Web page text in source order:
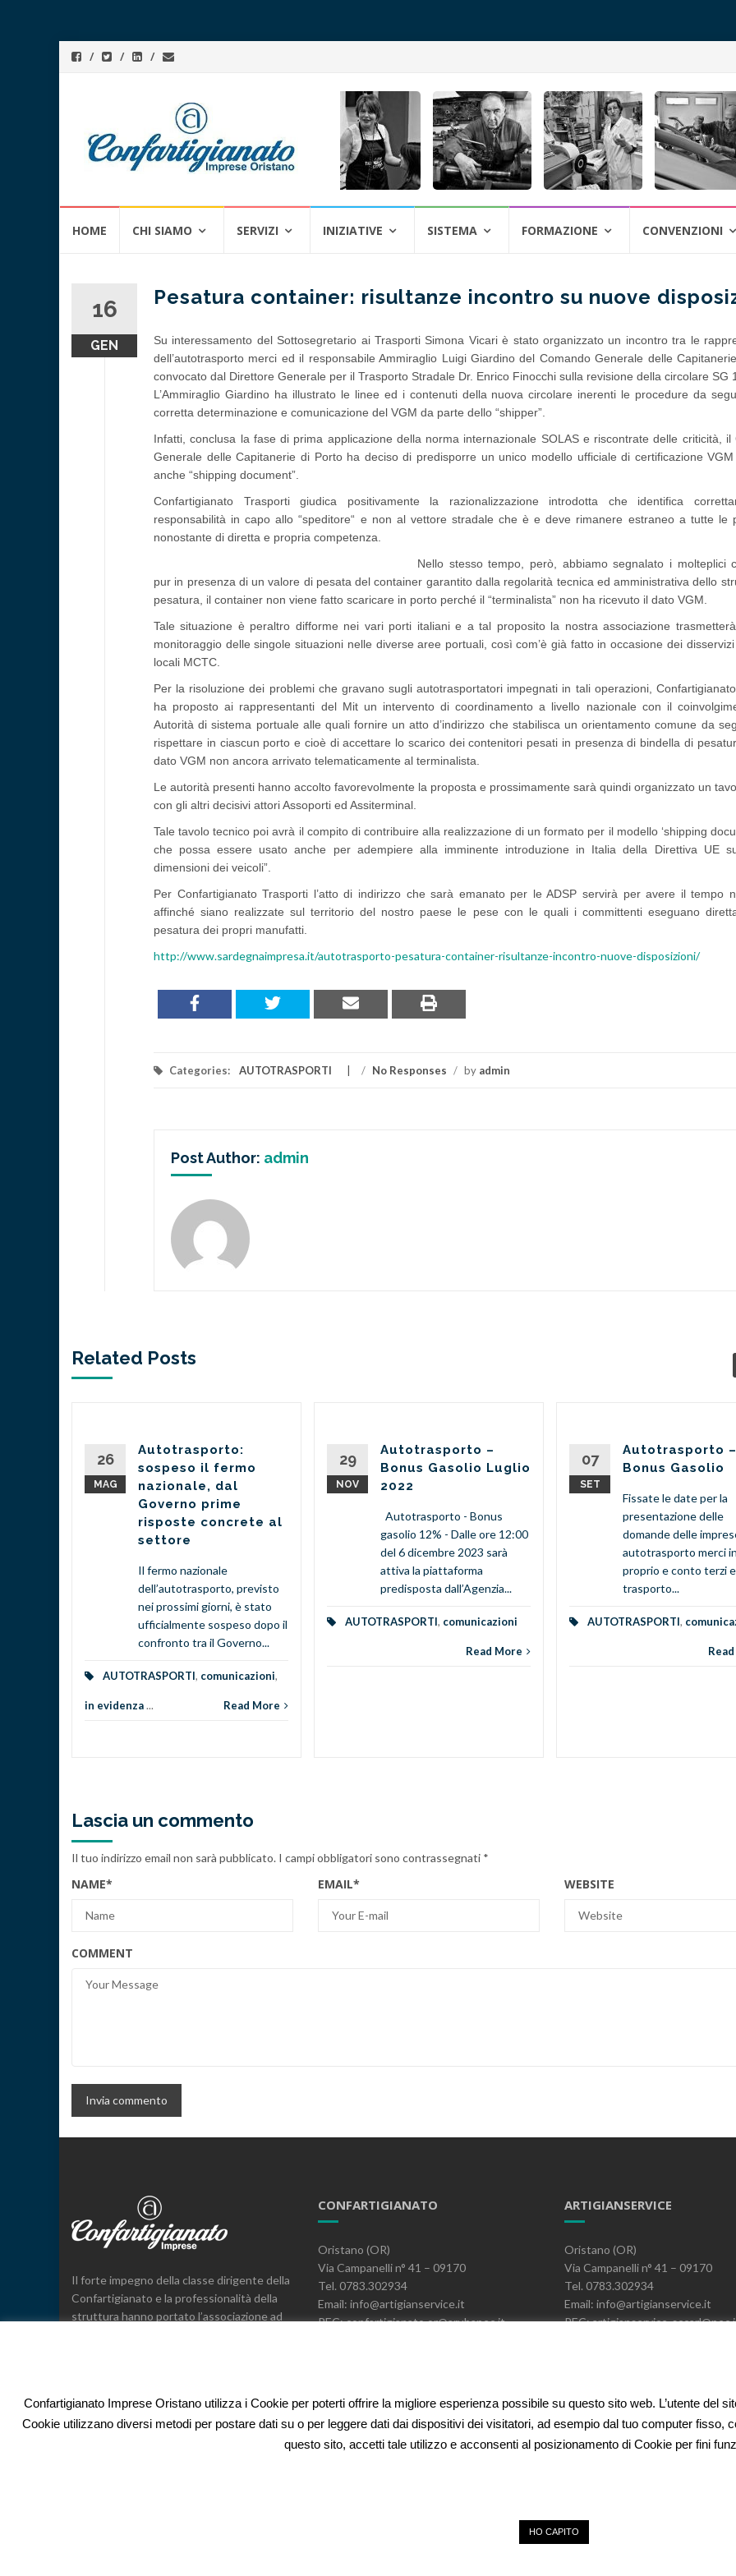
HOME CHI SIAMO SERVIZI INIZIATIVE SISTEMA FORMAZIONE CONVENZIONI
16
GEN
Pesatura container: risultanze incontro su nuove
Su interessamento del Sottosegretario ai Trasporti Simona Vicari è stato organizzato un incontro tra le
dell’autotrasporto merci ed il responsabile Ammiraglio Luigi Giardino del Comando Generale delle
convocato dal Direttore Generale per il Trasporto Stradale Dr. Enrico Finocchi sulla revisione della circolare SG
L’Ammiraglio Giardino ha illustrato le linee ed i contenuti della nuova circolare inerenti le procedure da
corretta determinazione e comunicazione del VGM da parte dello “shipper”.
Infatti, conclusa la fase di prima applicazione della norma internazionale SOLAS e riscontrate delle criticità, il
Generale delle Capitanerie di Porto ha deciso di predisporre un unico modello ufficiale di certificazione
anche “shipping document”.
Confartigianato Trasporti giudica positivamente la razionalizzazione introdotta che identifica
responsabilità in capo allo “speditore“ e non al vettore stradale che è e deve rimanere estraneo a tutte le
nonostante di diretta e propria competenza.
Nello stesso tempo, però, abbiamo segnalato i molteplici
pur in presenza di un valore di pesata del container garantito dalla regolarità tecnica ed amministrativa dello
pesatura, il container non viene fatto scaricare in porto perché il “terminalista” non ha ricevuto il dato VGM.
Tale situazione è peraltro difforme nei vari porti italiani e a tal proposito la nostra associazione
monitoraggio delle singole situazioni nelle diverse aree portuali, così com’è già fatto in occasione dei
locali MCTC.
Per la risoluzione dei problemi che gravano sugli autotrasportatori impegnati in tali operazioni,
ha proposto ai rappresentanti del Mit un intervento di coordinamento a livello nazionale con il
Autorità di sistema portuale alle quali fornire un atto d’indirizzo che stabilisca un orientamento comune da
rispettare in ciascun porto e cioè di accettare lo scarico dei contenitori pesati in presenza di bindella di
dato VGM non ancora arrivato telematicamente al terminalista.
Le autorità presenti hanno accolto favorevolmente la proposta e prossimamente sarà quindi organizzato un
con gli altri decisivi attori Assoporti ed Assiterminal.
Tale tavolo tecnico poi avrà il compito di contribuire alla realizzazione di un formato per il modello ‘shipping
che possa essere usato anche per adempiere alla imminente introduzione in Italia della Direttiva UE
dimensioni dei veicoli”.
Per Confartigianato Trasporti l’atto di indirizzo che sarà emanato per le ADSP servirà per avere il tempo
affinché siano realizzate sul territorio del nostro paese le pese con le quali i committenti eseguano
pesatura dei propri manufatti.
http://www.sardegnaimpresa.it/autotrasporto-pesatura-container-risultanze-incontro-nuove-disposizioni/
Categories: AUTOTRASPORTI / No Responses / by admin
Post Author: admin
Related Posts
26
MAG
Autotrasporto:
sospeso il fermo
nazionale, dal
Governo prime
risposte concrete al
settore
Il fermo nazionale
dell’autotrasporto, previsto
nei prossimi giorni, è stato
ufficialmente sospeso dopo il
confronto tra il Governo...
AUTOTRASPORTI, comunicazioni,
in evidenza... Read More
29
NOV
Autotrasporto –
Bonus Gasolio Luglio
2022
Autotrasporto - Bonus
gasolio 12% - Dalle ore 12:00
del 6 dicembre 2023 sarà
attiva la piattaforma
predisposta dall’Agenzia...
AUTOTRASPORTI, comunicazioni
Read More
07
SET
Autotrasporto –
Bonus Gasolio
Fissate le date per la
presentazione delle
domande delle
autotrasporto merci
proprio e conto terzi e
trasporto...
AUTOTRASPORTI,
Lascia un commento
Il tuo indirizzo email non sarà pubblicato. I campi obbligatori sono contrassegnati *
NAME* EMAIL* WEBSITE
COMMENT
Il forte impegno della classe dirigente della
Confartigianato e la professionalità della
struttura hanno portato l’associazione ad
CONFARTIGIANATO
Oristano (OR)
Via Campanelli n° 41 – 09170
Tel. 0783.302934
Email: info@artigianservice.it
PEC: confartigianato.or@arubapec.it
ARTIGIANSERVICE
Oristano (OR)
Via Campanelli n° 41 – 09170
Tel. 0783.302934
Email: info@artigianservice.it
PEC: artigianservice-
Confartigianato Imprese Oristano utilizza i Cookie per poterti offrire la migliore esperienza possibile su questo sito web. L’utente del
Cookie utilizzano diversi metodi per postare dati su o per leggere dati dai dispositivi dei visitatori, ad esempio dal tuo computer fisso,
questo sito, accetti tale utilizzo e acconsenti al posizionamento di Cookie per fini
HO CAPITO